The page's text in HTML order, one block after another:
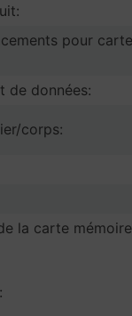
pour
de données:
corps:
la carte